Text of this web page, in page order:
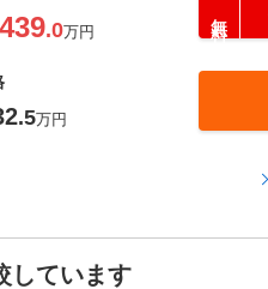
439.0万円
.5万円
しています